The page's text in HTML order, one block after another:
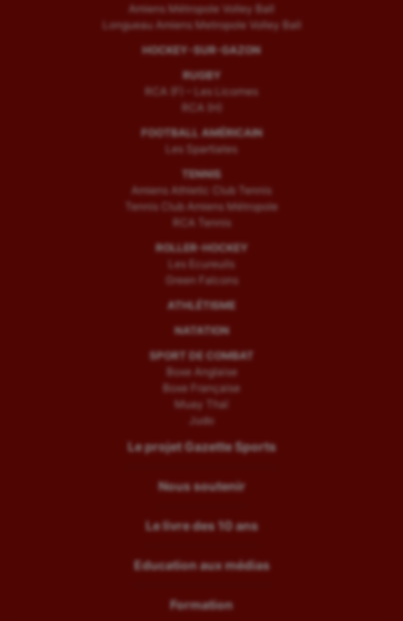
Amiens Métropole Volley Ball
Longueau Amiens Metropole Volley Ball
HOCKEY-SUR-GAZON
RUGBY
RCA (F) – Les Licornes
RCA (H)
FOOTBALL AMÉRICAIN
Les Spartiates
TENNIS
Amiens Athletic Club Tennis
Tennis Club Amiens Métropole
RCA Tennis
ROLLER-HOCKEY
Les Ecureuils
Green Falcons
ATHLÉTISME
NATATION
SPORT DE COMBAT
Boxe Anglaise
Boxe Française
Muay Thaï
Judo
Le projet Gazette Sports
Nous soutenir
Le livre des 10 ans
Education aux médias
Formation